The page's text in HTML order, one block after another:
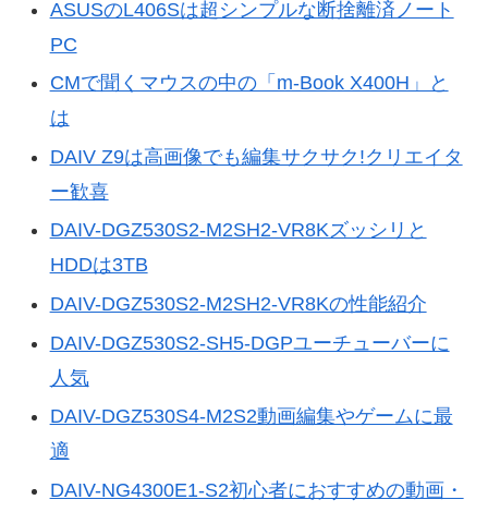
ASUSのL406Sは超シンプルな断捨離済ノート
PC
CMで聞くマウスの中の「m-Book X400H」と
は
DAIV Z9は高画像でも編集サクサク!クリエイタ
ー歓喜
DAIV-DGZ530S2-M2SH2-VR8Kズッシリと
HDDは3TB
DAIV-DGZ530S2-M2SH2-VR8Kの性能紹介
DAIV-DGZ530S2-SH5-DGPユーチューバーに
人気
DAIV-DGZ530S4-M2S2動画編集やゲームに最
適
DAIV-NG4300E1-S2初心者におすすめの動画・